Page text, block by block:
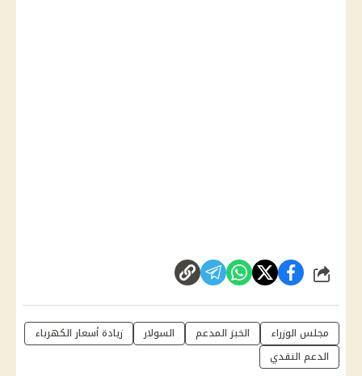
شارك
مجلس الوزراء الخبز المدعم السولار
زيادة أسعار الكهرباء
الدعم النقدي